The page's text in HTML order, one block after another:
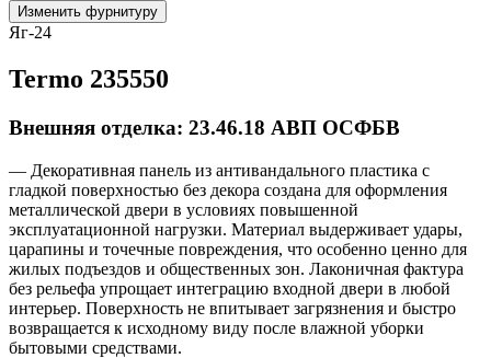
Изменить фурнитуру
Яг-24
Termo 235550
Внешняя отделка: 23.46.18 АВП ОСФБВ
— Декоративная панель из антивандального пластика с
гладкой поверхностью без декора создана для оформления
металлической двери в условиях повышенной
эксплуатационной нагрузки. Материал выдерживает удары,
царапины и точечные повреждения, что особенно ценно для
жилых подъездов и общественных зон. Лаконичная фактура
без рельефа упрощает интеграцию входной двери в любой
интерьер. Поверхность не впитывает загрязнения и быстро
возвращается к исходному виду после влажной уборки
бытовыми средствами.